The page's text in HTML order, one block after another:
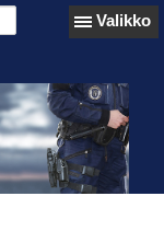
Valikko